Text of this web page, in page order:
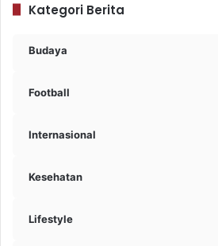
Kategori Berita
Budaya
Football
Internasional
Kesehatan
Lifestyle